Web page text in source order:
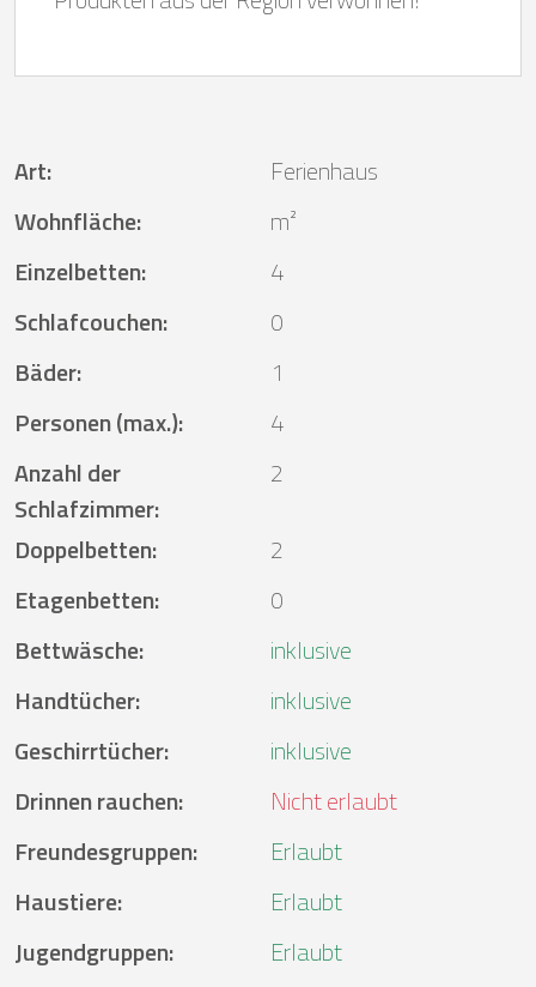
Art:
Ferienhaus
Wohnfläche:
m²
Einzelbetten:
4
Schlafcouchen:
0
Bäder:
1
Personen (max.):
4
Anzahl der
Schlafzimmer:
2
Doppelbetten:
2
Etagenbetten:
0
Bettwäsche:
inklusive
Handtücher:
inklusive
Geschirrtücher:
inklusive
Drinnen rauchen:
Nicht erlaubt
Freundesgruppen:
Erlaubt
Haustiere:
Erlaubt
Jugendgruppen: Erlaubt